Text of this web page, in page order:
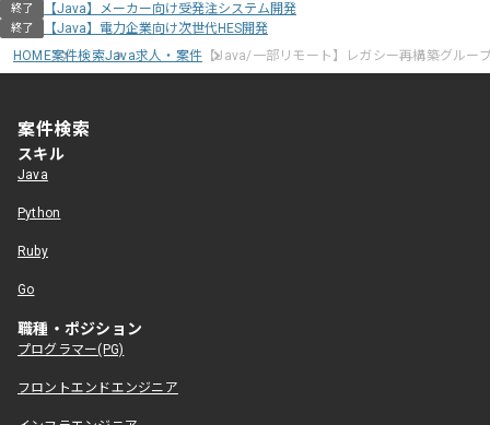
終了 【Java】メーカー向け受発注システム開発
終了
【Java】電力企業向け次世代HES開発
HOME案件検索Java求人・案件 【Java/一部リモート】レガシー再構築グルー
案件検索
スキル
Java
Python
Ruby
Go
職種・ポジション
プログラマー(PG)
フロントエンドエンジニア